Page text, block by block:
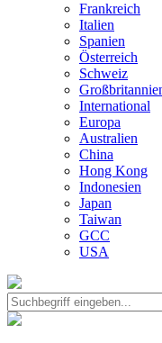
Frankreich
Italien
Spanien
Österreich
Schweiz
International
Europa
Australien
China
Hong Kong
Indonesien
Japan
Taiwan
GCC
USA